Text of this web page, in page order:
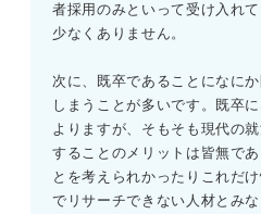
者採用のみといって受け入れ
少なくありません。
次に、既卒であることになに
しまうことが多いです。既卒
よりますが、そもそも現代の
することのメリットは皆無で
とを考えられかったりこれだ
でリサーチできない人材とみ